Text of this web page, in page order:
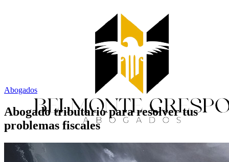
Abogados
Abogado tributario para resolver tus
problemas fiscales